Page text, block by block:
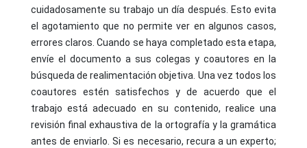
cuidadosamente su trabajo un día después. Esto evita
el agotamiento que no permite ver en algunos casos,
errores claros. Cuando se haya completado esta etapa,
envíe el documento a sus colegas y coautores en la
búsqueda de realimentación objetiva. Una vez todos los
coautores estén satisfechos y de acuerdo que el
trabajo está adecuado en su contenido, realice una
revisión final exhaustiva de la ortografía y la gramática
antes de enviarlo. Si es necesario, recura a un experto;